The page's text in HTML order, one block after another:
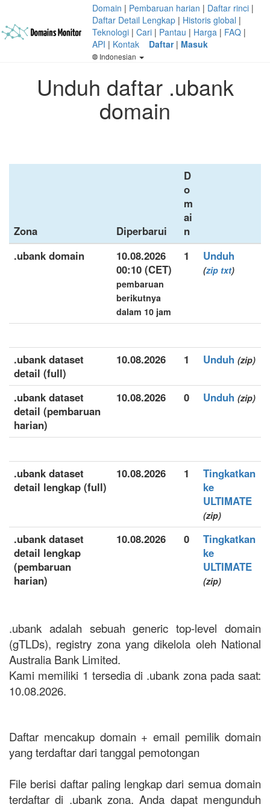
Domain | Pembaruan harian | Daftar rinci |
Daftar Detail Lengkap | Historis global |
Teknologi | Cari | Pantau | Harga | FAQ |
API | Kontak Daftar| Masuk
Indonesian
Unduh daftar .ubank
domain
Zona Diperbarui
D
o
m
ai
n
.ubank domain
10.08.2026
00:10 (CET)
pembaruan
berikutnya
dalam 10 jam
1 Unduh
(zip txt)
.ubank dataset
detail (full)
10.08.2026 1 Unduh (zip)
.ubank dataset
detail (pembaruan
harian)
10.08.2026 0 Unduh (zip)
.ubank dataset
detail lengkap (full)
10.08.2026 1
Tingkatkan
ke
ULTIMATE
(zip)
.ubank dataset
detail lengkap
(pembaruan
harian)
10.08.2026 0
Tingkatkan
ke
ULTIMATE
(zip)
.ubank adalah sebuah generic top-level domain
(gTLDs), registry zona yang dikelola oleh National
Australia Bank Limited.
Kami memiliki 1 tersedia di .ubank zona pada saat:
10.08.2026.
Daftar mencakup domain + email pemilik domain
yang terdaftar dari tanggal pemotongan
File berisi daftar paling lengkap dari semua domain
terdaftar di .ubank zona. Anda dapat mengunduh